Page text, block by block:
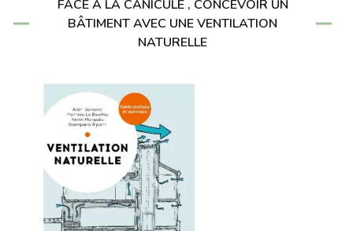
FACE À LA CANICULE , CONCEVOIR UN
BÂTIMENT AVEC UNE VENTILATION
NATURELLE